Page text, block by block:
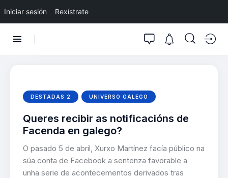
Iniciar sesión Rexístrate
DESTADAS 2 UNIVERSO GALEGO
Queres recibir as notificacións de
Facenda en galego?
O pasado 5 de abril, Xurxo Martínez facía público na
súa conta de Facebook a sentenza favorable a
unha serie de acontecementos derivados tras